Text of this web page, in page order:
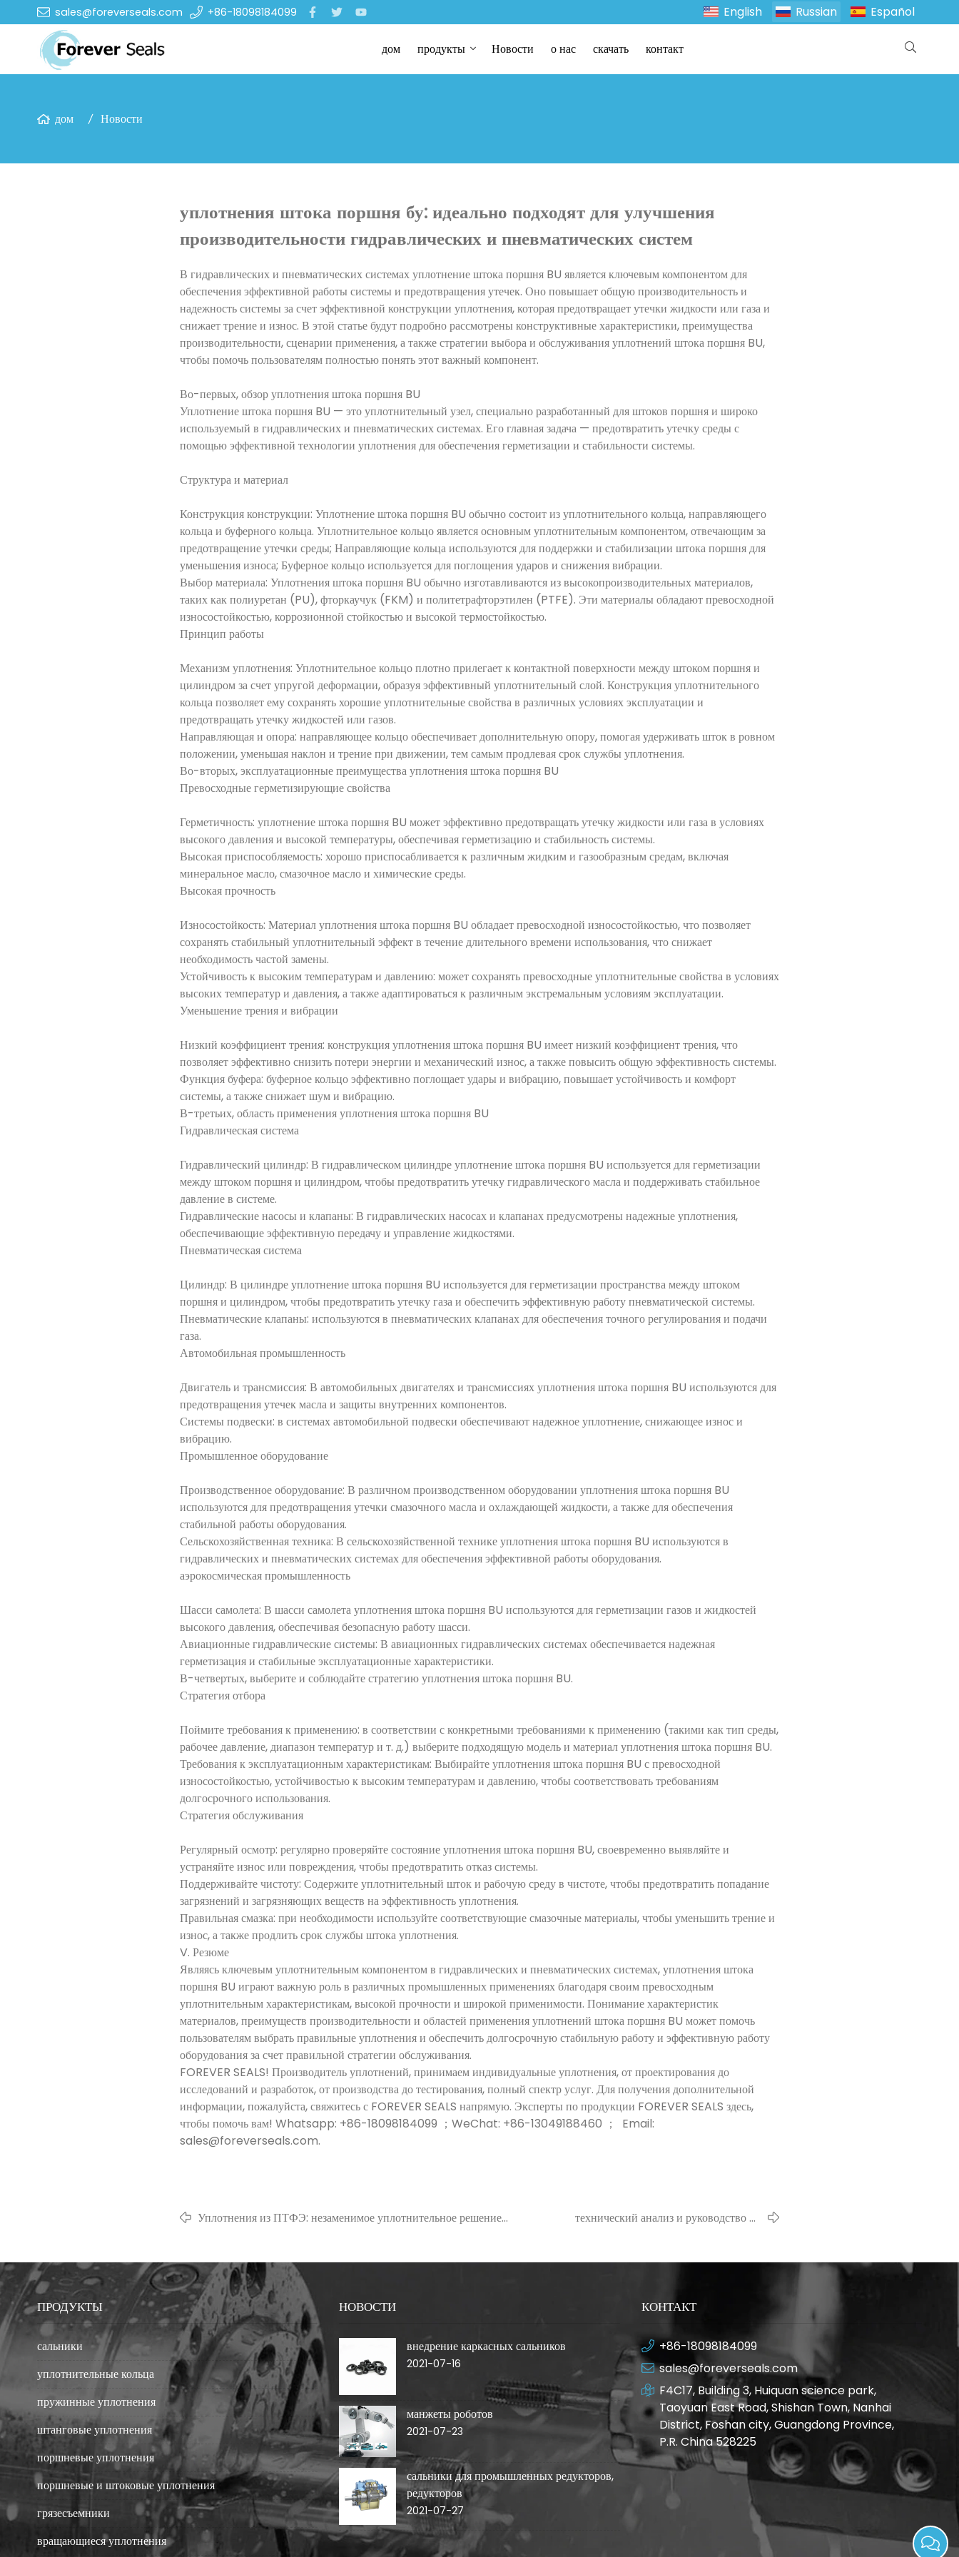
sales@foreverseals.com +86-18098184099 English Russian Español
дом продукты Новости о нас скачать контакт
дом Новости
уплотнения штока поршня бу: идеально подходят для улучшения
производительности гидравлических и пневматических систем
В гидравлических и пневматических системах уплотнение штока поршня BU является ключевым компонентом для
обеспечения эффективной работы системы и предотвращения утечек. Оно повышает общую производительность и
надежность системы за счет эффективной конструкции уплотнения, которая предотвращает утечки жидкости или газа и
снижает трение и износ. В этой статье будут подробно рассмотрены конструктивные характеристики, преимущества
производительности, сценарии применения, а также стратегии выбора и обслуживания уплотнений штока поршня BU,
чтобы помочь пользователям полностью понять этот важный компонент.
Во-первых, обзор уплотнения штока поршня BU
Уплотнение штока поршня BU — это уплотнительный узел, специально разработанный для штоков поршня и широко
используемый в гидравлических и пневматических системах. Его главная задача — предотвратить утечку среды с
помощью эффективной технологии уплотнения для обеспечения герметизации и стабильности системы.
Структура и материал
Конструкция конструкции: Уплотнение штока поршня BU обычно состоит из уплотнительного кольца, направляющего
кольца и буферного кольца. Уплотнительное кольцо является основным уплотнительным компонентом, отвечающим за
предотвращение утечки среды; Направляющие кольца используются для поддержки и стабилизации штока поршня для
уменьшения износа; Буферное кольцо используется для поглощения ударов и снижения вибрации.
Выбор материала: Уплотнения штока поршня BU обычно изготавливаются из высокопроизводительных материалов,
таких как полиуретан (PU), фторкаучук (FKM) и политетрафторэтилен (PTFE). Эти материалы обладают превосходной
износостойкостью, коррозионной стойкостью и высокой термостойкостью.
Принцип работы
Механизм уплотнения: Уплотнительное кольцо плотно прилегает к контактной поверхности между штоком поршня и
цилиндром за счет упругой деформации, образуя эффективный уплотнительный слой. Конструкция уплотнительного
кольца позволяет ему сохранять хорошие уплотнительные свойства в различных условиях эксплуатации и
предотвращать утечку жидкостей или газов.
Направляющая и опора: направляющее кольцо обеспечивает дополнительную опору, помогая удерживать шток в ровном
положении, уменьшая наклон и трение при движении, тем самым продлевая срок службы уплотнения.
Во-вторых, эксплуатационные преимущества уплотнения штока поршня BU
Превосходные герметизирующие свойства
Герметичность: уплотнение штока поршня BU может эффективно предотвращать утечку жидкости или газа в условиях
высокого давления и высокой температуры, обеспечивая герметизацию и стабильность системы.
Высокая приспособляемость: хорошо приспосабливается к различным жидким и газообразным средам, включая
минеральное масло, смазочное масло и химические среды.
Высокая прочность
Износостойкость: Материал уплотнения штока поршня BU обладает превосходной износостойкостью, что позволяет
сохранять стабильный уплотнительный эффект в течение длительного времени использования, что снижает
необходимость частой замены.
Устойчивость к высоким температурам и давлению: может сохранять превосходные уплотнительные свойства в условиях
высоких температур и давления, а также адаптироваться к различным экстремальным условиям эксплуатации.
Уменьшение трения и вибрации
Низкий коэффициент трения: конструкция уплотнения штока поршня BU имеет низкий коэффициент трения, что
позволяет эффективно снизить потери энергии и механический износ, а также повысить общую эффективность системы.
Функция буфера: буферное кольцо эффективно поглощает удары и вибрацию, повышает устойчивость и комфорт
системы, а также снижает шум и вибрацию.
В-третьих, область применения уплотнения штока поршня BU
Гидравлическая система
Гидравлический цилиндр: В гидравлическом цилиндре уплотнение штока поршня BU используется для герметизации
между штоком поршня и цилиндром, чтобы предотвратить утечку гидравлического масла и поддерживать стабильное
давление в системе.
Гидравлические насосы и клапаны: В гидравлических насосах и клапанах предусмотрены надежные уплотнения,
обеспечивающие эффективную передачу и управление жидкостями.
Пневматическая система
Цилиндр: В цилиндре уплотнение штока поршня BU используется для герметизации пространства между штоком
поршня и цилиндром, чтобы предотвратить утечку газа и обеспечить эффективную работу пневматической системы.
Пневматические клапаны: используются в пневматических клапанах для обеспечения точного регулирования и подачи
газа.
Автомобильная промышленность
Двигатель и трансмиссия: В автомобильных двигателях и трансмиссиях уплотнения штока поршня BU используются для
предотвращения утечек масла и защиты внутренних компонентов.
Системы подвески: в системах автомобильной подвески обеспечивают надежное уплотнение, снижающее износ и
вибрацию.
Промышленное оборудование
Производственное оборудование: В различном производственном оборудовании уплотнения штока поршня BU
используются для предотвращения утечки смазочного масла и охлаждающей жидкости, а также для обеспечения
стабильной работы оборудования.
Сельскохозяйственная техника: В сельскохозяйственной технике уплотнения штока поршня BU используются в
гидравлических и пневматических системах для обеспечения эффективной работы оборудования.
аэрокосмическая промышленность
Шасси самолета: В шасси самолета уплотнения штока поршня BU используются для герметизации газов и жидкостей
высокого давления, обеспечивая безопасную работу шасси.
Авиационные гидравлические системы: В авиационных гидравлических системах обеспечивается надежная
герметизация и стабильные эксплуатационные характеристики.
В-четвертых, выберите и соблюдайте стратегию уплотнения штока поршня BU.
Стратегия отбора
Поймите требования к применению: в соответствии с конкретными требованиями к применению (такими как тип среды,
рабочее давление, диапазон температур и т. д.) выберите подходящую модель и материал уплотнения штока поршня BU.
Требования к эксплуатационным характеристикам: Выбирайте уплотнения штока поршня BU с превосходной
износостойкостью, устойчивостью к высоким температурам и давлению, чтобы соответствовать требованиям
долгосрочного использования.
Стратегия обслуживания
Регулярный осмотр: регулярно проверяйте состояние уплотнения штока поршня BU, своевременно выявляйте и
устраняйте износ или повреждения, чтобы предотвратить отказ системы.
Поддерживайте чистоту: Содержите уплотнительный шток и рабочую среду в чистоте, чтобы предотвратить попадание
загрязнений и загрязняющих веществ на эффективность уплотнения.
Правильная смазка: при необходимости используйте соответствующие смазочные материалы, чтобы уменьшить трение и
износ, а также продлить срок службы штока уплотнения.
V. Резюме
Являясь ключевым уплотнительным компонентом в гидравлических и пневматических системах, уплотнения штока
поршня BU играют важную роль в различных промышленных применениях благодаря своим превосходным
уплотнительным характеристикам, высокой прочности и широкой применимости. Понимание характеристик
материалов, преимуществ производительности и областей применения уплотнений штока поршня BU может помочь
пользователям выбрать правильные уплотнения и обеспечить долгосрочную стабильную работу и эффективную работу
оборудования за счет правильной стратегии обслуживания.
FOREVER SEALS! Производитель уплотнений, принимаем индивидуальные уплотнения, от проектирования до
исследований и разработок, от производства до тестирования, полный спектр услуг. Для получения дополнительной
информации, пожалуйста, свяжитесь с FOREVER SEALS напрямую. Эксперты по продукции FOREVER SEALS здесь,
чтобы помочь вам! Whatsapp: +86-18098184099 ；WeChat: +86-13049188460 ； Email:
sales@foreverseals.com.
Уплотнения из ПТФЭ: незаменимое уплотнительное решение
технический анализ и руководство по
ПРОДУКТЫ
сальники
уплотнительные кольца
пружинные уплотнения
штанговые уплотнения
поршневые уплотнения
поршневые и штоковые уплотнения
грязесъемники
вращающиеся уплотнения
НОВОСТИ
внедрение каркасных сальников
2021-07-16
манжеты роботов
2021-07-23
сальники для промышленных редукторов,
редукторов
2021-07-27
КОНТАКТ
+86-18098184099
sales@foreverseals.com
F4C17, Building 3, Huiquan science park,
Taoyuan East Road, Shishan Town, Nanhai
District, Foshan city, Guangdong Province,
P.R. China 528225